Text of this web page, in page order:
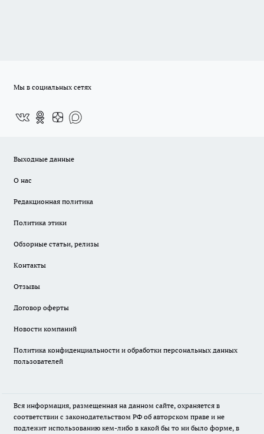
Мы в социальных сетях
Выходные данные
О нас
Редакционная политика
Политика этики
Обзорные статьи, релизы
Контакты
Отзывы
Договор оферты
Новости компаний
Политика конфиденциальности и обработки персональных данных
пользователей
Вся информация, размещенная на данном сайте, охраняется в
соответствии с законодательством РФ об авторском праве и не
подлежит использованию кем-либо в какой бы то ни было форме, в